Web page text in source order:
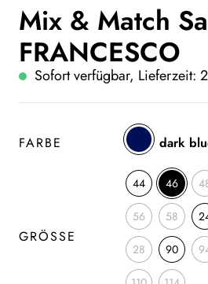
Mix & Match
FRANCESCO
Sofort verfügbar, Lieferzeit:
FARBE dark
GRÖSSE
44 46
56 58
28 90